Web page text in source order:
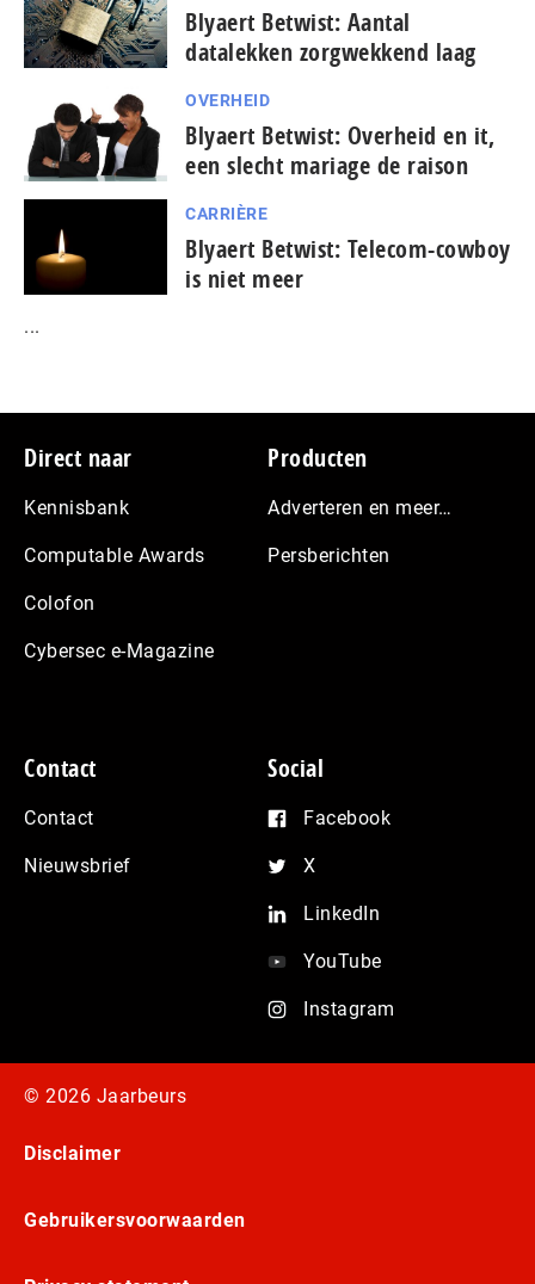
Blyaert Betwist: Aantal
datalekken zorgwekkend laag
OVERHEID
Blyaert Betwist: Overheid en it,
een slecht mariage de raison
CARRIÈRE
Blyaert Betwist: Telecom-cowboy
is niet meer
...
Footer
Direct naar
Kennisbank
Computable Awards
Colofon
Cybersec e-Magazine
Producten
Adverteren en meer…
Persberichten
Contact
Contact
Nieuwsbrief
Social
Facebook
X
LinkedIn
YouTube
Instagram
© 2026 Jaarbeurs
Disclaimer
Gebruikersvoorwaarden